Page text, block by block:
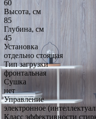
60
Высота, см
85
Глубина, см
45
Установка
отдельно стоящая
Тип загрузки
фронтальная
Сушка
нет
Управление
электронное
Класс эффективности